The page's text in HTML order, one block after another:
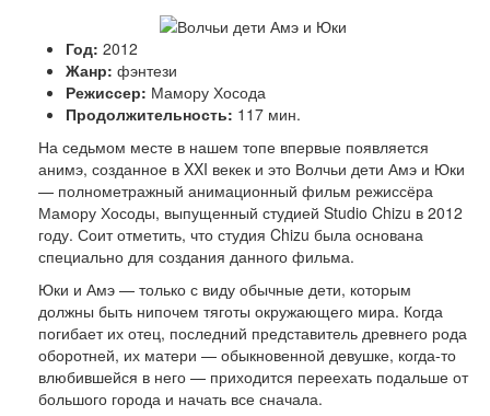
Год: 2012
Жанр: фэнтези
Режиссер: Мамору Хосода
Продолжительность: 117 мин.
На седьмом месте в нашем топе впервые появляется
анимэ, созданное в XXI векек и это Волчьи дети Амэ и Юки
— полнометражный анимационный фильм режиссёра
Мамору Хосоды, выпущенный студией Studio Chizu в 2012
году. Соит отметить, что студия Chizu была основана
специально для создания данного фильма.
Юки и Амэ — только с виду обычные дети, которым
должны быть нипочем тяготы окружающего мира. Когда
погибает их отец, последний представитель древнего рода
оборотней, их матери — обыкновенной девушке, когда-то
влюбившейся в него — приходится переехать подальше от
большого города и начать все сначала.